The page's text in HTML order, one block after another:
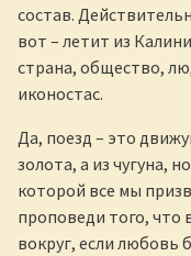
состав.
вот – летит из
страна, общество,
иконостас.
Да, поезд – это
золота, а из чугуна,
которой все мы
проповеди того, что
вокруг, если любовь